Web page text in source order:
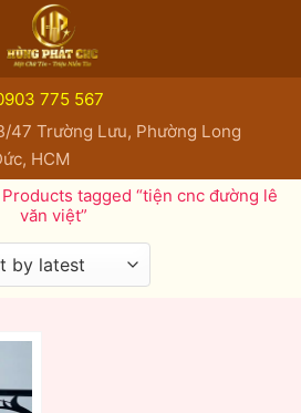
775 567
47 Trường Lưu, Phường Long
HCM
Products tagged “tiện cnc đường lê
văn việt”